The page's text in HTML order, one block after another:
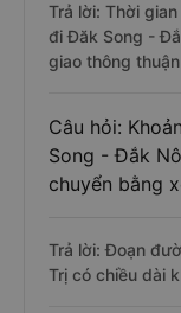
Trả lời: Thời
đi Đăk Song -
giao thông
Câu hỏi:
Song - Đắk
chuyển bằng
Trả lời: Đoạn
Trị có chiều dài